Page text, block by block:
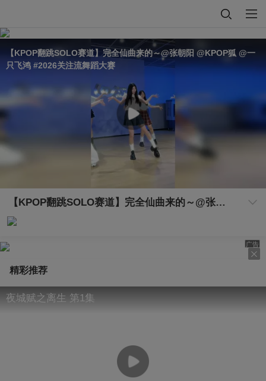
【KPOP翻跳SOLO赛道】完全仙曲来的～@张朝阳 @KPOP狐 @一
只飞鸿 #2026关注流舞蹈大赛
【KPOP翻跳SOLO赛道】完全仙曲来的～@张朝阳 @KPOP狐 @一只飞鸿 #2026关注流舞蹈大赛
广告
精彩推荐
夜城赋之离生 第1集